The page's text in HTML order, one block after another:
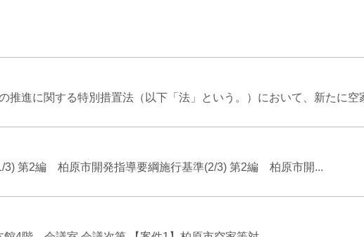
進に関する特別措置法（以下「法」という。）において、新たに空
第2編 柏原市開発指導要綱施行基準(2/3) 第2編 柏原市開...